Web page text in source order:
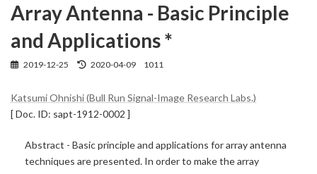
Array Antenna - Basic Principle
and Applications *
2019-12-25
最
新
日
:
2020-04-09 1011
Katsumi Ohnishi (Bull Run Signal-Image Research Labs.)
[ Doc. ID: sapt-1912-0002 ]
Abstract - Basic principle and applications for array antenna
techniques are presented. In order to make the array